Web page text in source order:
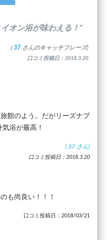
オン浴が味わえる！”
( 37 さんのキャッチフレーズ)
口コミ投稿日：2018.3.20
館のよう。だがリーズナブ
浴が最高！
( 37 さん)
口コミ投稿日：2018.3.20
も尚良い！！！
口コミ投稿日：2018/03/21